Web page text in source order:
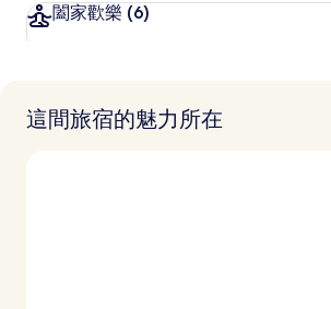
闔家歡樂 (6)
這間旅宿的魅力所在